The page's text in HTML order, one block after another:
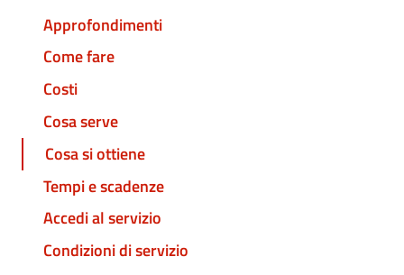
Approfondimenti
Come fare
Costi
Cosa serve
Cosa si ottiene
Tempi e scadenze
Accedi al servizio
Condizioni di servizio